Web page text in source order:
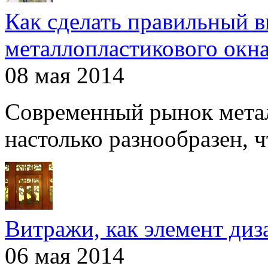
Как сделать правильный
металлопластикового
08 мая 2014
Современный рынок
настолько разнообразен,
Витражи, как элемент
06 мая 2014